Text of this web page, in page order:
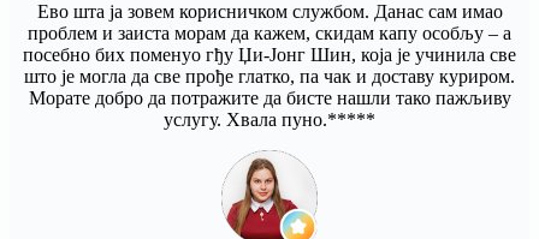
Ево шта ја зовем корисничком службом. Данас сам имао
проблем и заиста морам да кажем, скидам капу особљу – а
посебно бих поменуо гђу Џи-Јонг Шин, која је учинила све
што је могла да све прође глатко, па чак и доставу куриром.
Морате добро да потражите да бисте нашли тако пажљиву
услугу. Хвала пуно.*****